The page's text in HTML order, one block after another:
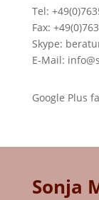
Tel:
Fax:
Skype:
E-Mail:
Google Plus
Sonja